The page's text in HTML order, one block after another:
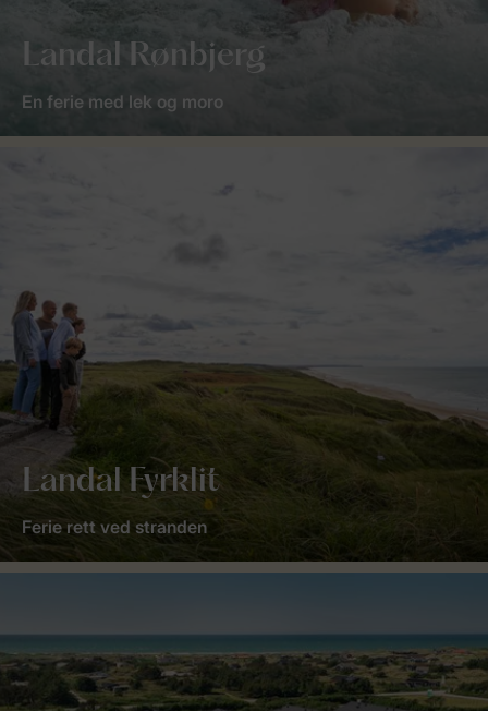
Landal Rønbjerg
En ferie med lek og moro
Landal Fyrklit
Ferie rett ved stranden